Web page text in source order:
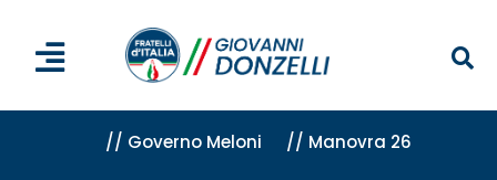
// Governo Meloni // Manovra 26